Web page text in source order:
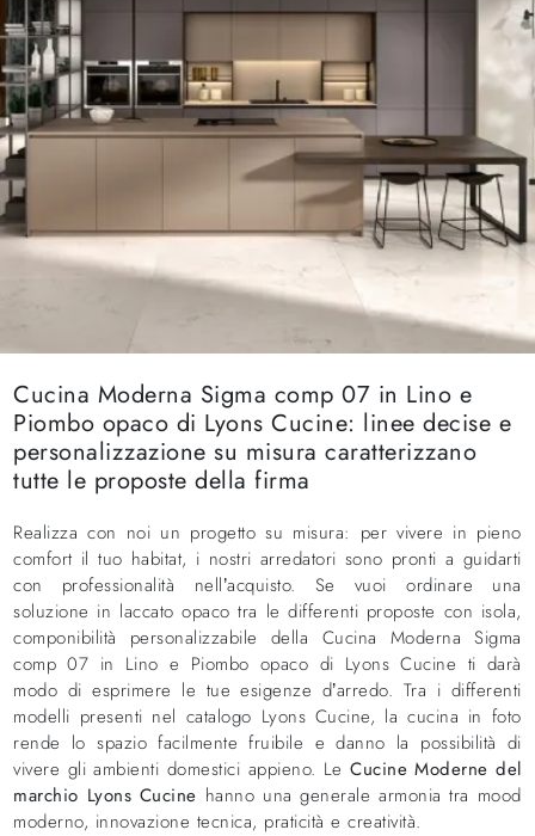
Cucina Moderna Sigma comp 07 in Lino e
Piombo opaco di Lyons Cucine: linee decise e
personalizzazione su misura caratterizzano
tutte le proposte della firma
Realizza con noi un progetto su misura: per vivere in pieno
comfort il tuo habitat, i nostri arredatori sono pronti a guidarti
con professionalità nell’acquisto. Se vuoi ordinare una
soluzione in laccato opaco tra le differenti proposte con isola,
componibilità personalizzabile della Cucina Moderna Sigma
comp 07 in Lino e Piombo opaco di Lyons Cucine ti darà
modo di esprimere le tue esigenze d’arredo. Tra i differenti
modelli presenti nel catalogo Lyons Cucine, la cucina in foto
rende lo spazio facilmente fruibile e danno la possibilità di
vivere gli ambienti domestici appieno. LeCucine Moderne del
marchio Lyons Cucine hanno una generale armonia tra mood
moderno, innovazione tecnica, praticità e creatività.